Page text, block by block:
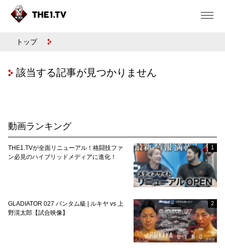
トップ
該当する記事が見つかりません
動画ランキング
THE1.TVが全面リニューアル！格闘技ファ
ン必見のハイブリッドメディアに進化！
1
GLADIATOR 027 バンタム級 | ルキヤ vs 上
野滉太郎【試合映像】
2